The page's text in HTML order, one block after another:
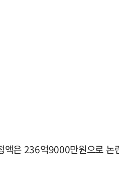
액은 236억9000만원으로